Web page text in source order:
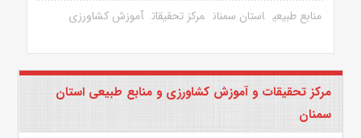
منابع طبیعی استان سمنان مرکز تحقیقات آموزش کشاورزی
مرکز تحقیقات و آموزش کشاورزی و منابع طبیعی استان
سمنان